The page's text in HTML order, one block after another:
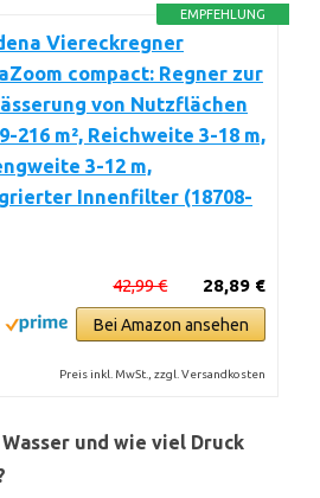
EMPFEHLUNG
Viereckregner
compact: Regner zur
von Nutzflächen
216 m², Reichweite 3-18 m,
3-12 m,
Innenfilter (18708-
28,89 €
42,99 €
Bei Amazon ansehen
Preis inkl. MwSt., zzgl. Versandkosten
und wie viel Druck